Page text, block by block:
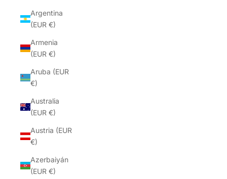
Argentina
(EUR €)
Armenia
(EUR €)
Aruba (EUR
€)
Australia
(EUR €)
Austria (EUR
€)
Azerbaiyán
(EUR €)